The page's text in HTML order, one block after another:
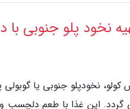
نخود پلو جنوبی
کولو، نخودپلو جنوبی یا
گردد. این غذا با طعم دلچسب